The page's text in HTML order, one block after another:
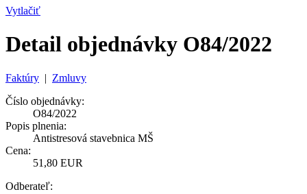
Vytlačiť
Detail objednávky O84/2022
Faktúry | Zmluvy
Číslo objednávky:
O84/2022
Popis plnenia:
Antistresová stavebnica MŠ
Cena:
51,80 EUR
Odberateľ: